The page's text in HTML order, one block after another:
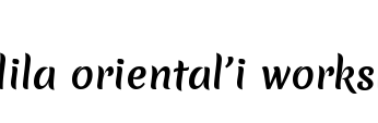
oriental’i